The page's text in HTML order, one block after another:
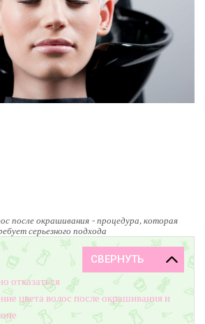
после окрашивания - процедура, которая
серьезного подхода
отказаться
цвета волос после окрашивания и